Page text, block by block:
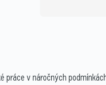
v náročných